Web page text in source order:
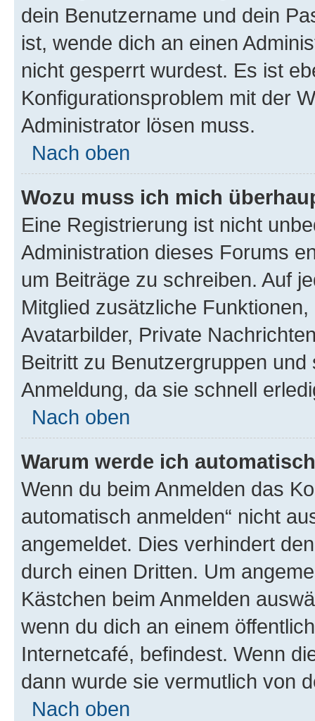
dein Benutzername und dein
ist, wende dich an einen
nicht gesperrt wurdest. Es ist
Konfigurationsproblem mit der
Administrator lösen muss.
Nach oben
Wozu muss ich mich
Eine Registrierung ist nicht
Administration dieses Forums
um Beiträge zu schreiben. Auf
Mitglied zusätzliche
Avatarbilder, Private
Beitritt zu Benutzergruppen
Anmeldung, da sie schnell
Nach oben
Warum werde ich
Wenn du beim Anmelden das
automatisch anmelden“ nicht
angemeldet. Dies verhindert
durch einen Dritten. Um
Kästchen beim Anmelden
wenn du dich an einem
Internetcafé, befindest. Wenn
dann wurde sie vermutlich von
Nach oben